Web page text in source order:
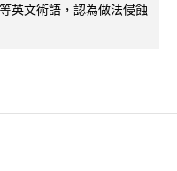
英文術語，認為做法侵蝕